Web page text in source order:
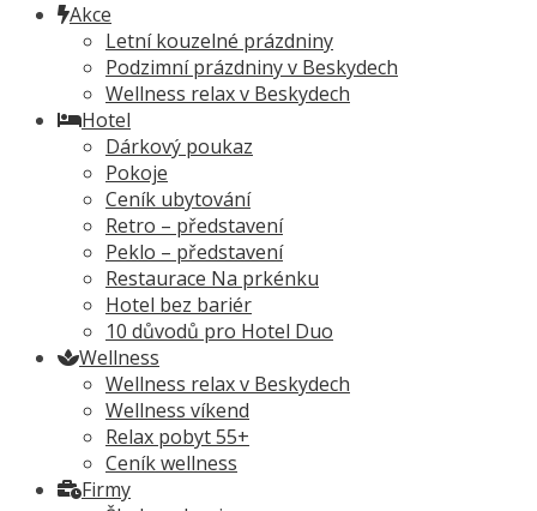
Akce
Letní kouzelné prázdniny
Podzimní prázdniny v Beskydech
Wellness relax v Beskydech
Hotel
Dárkový poukaz
Pokoje
Ceník ubytování
Retro – představení
Peklo – představení
Restaurace Na prkénku
Hotel bez bariér
10 důvodů pro Hotel Duo
Wellness
Wellness relax v Beskydech
Wellness víkend
Relax pobyt 55+
Ceník wellness
Firmy